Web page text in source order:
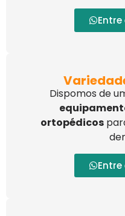
Dispomos de
ortopédicos